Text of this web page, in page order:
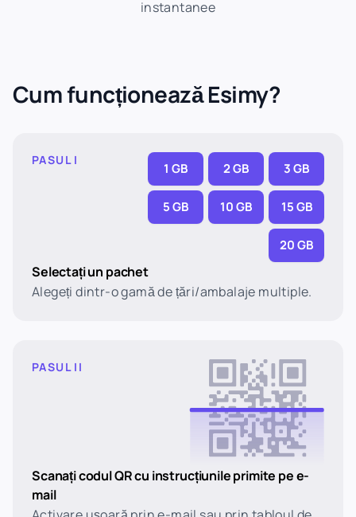
instantanee
Cum funcționează Esimy?
PASUL I
1 GB 2 GB 3 GB
5 GB 10 GB 15 GB
20 GB
Selectați un pachet
Alegeți dintr-o gamă de țări/ambalaje multiple.
PASUL II
Scanați codul QR cu instrucțiunile primite pe e-
mail